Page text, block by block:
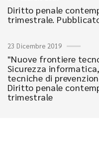
Diritto penale
trimestrale.
23 Dicembre 2019
"Nuove frontiere
Sicurezza
tecniche di
Diritto penale
trimestrale